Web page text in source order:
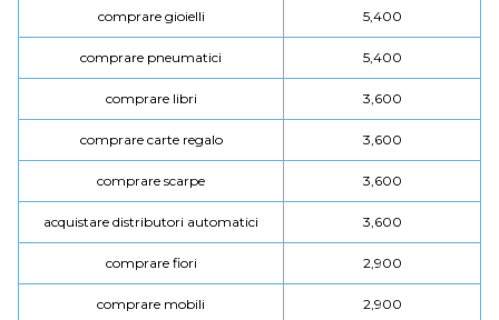
comprare gioielli 5,400
comprare pneumatici 5,400
comprare libri 3,600
comprare carte regalo 3,600
comprare scarpe 3,600
acquistare distributori automatici 3,600
comprare fiori 2,900
comprare mobili 2,900